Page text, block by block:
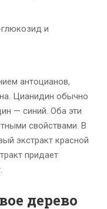
и
антоцианов,
. Цианидин обычно
— синий. Оба эти
свойствами. В
экстракт красной
придает
дерево